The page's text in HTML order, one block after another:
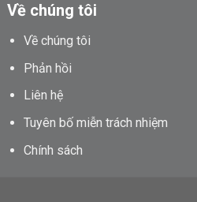
Về chúng tôi
Về chúng tôi
Phản hồi
Liên hệ
Tuyên bố miễn trách nhiệm
Chính sách